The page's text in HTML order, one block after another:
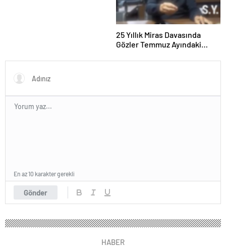
25 Yıllık Miras Davasında
Gözler Temmuz Ayındaki
Gönder
En az 10 karakter gerekli
HABER